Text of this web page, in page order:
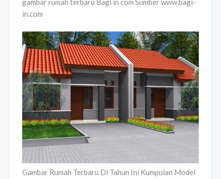
gambar rumah terbaru Bagi in com Sumber www.bagi-
in.com
Gambar Rumah Terbaru Di Tahun Ini Kumpulan Model